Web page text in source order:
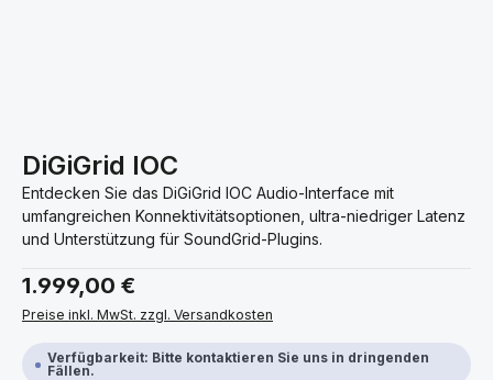
DiGiGrid IOC
Entdecken Sie das DiGiGrid IOC Audio-Interface mit
umfangreichen Konnektivitätsoptionen, ultra-niedriger Latenz
und Unterstützung für SoundGrid-Plugins.
Regulärer Preis:
1.999,00 €
Preise inkl. MwSt. zzgl. Versandkosten
Verfügbarkeit: Bitte kontaktieren Sie uns in dringenden
Fällen.